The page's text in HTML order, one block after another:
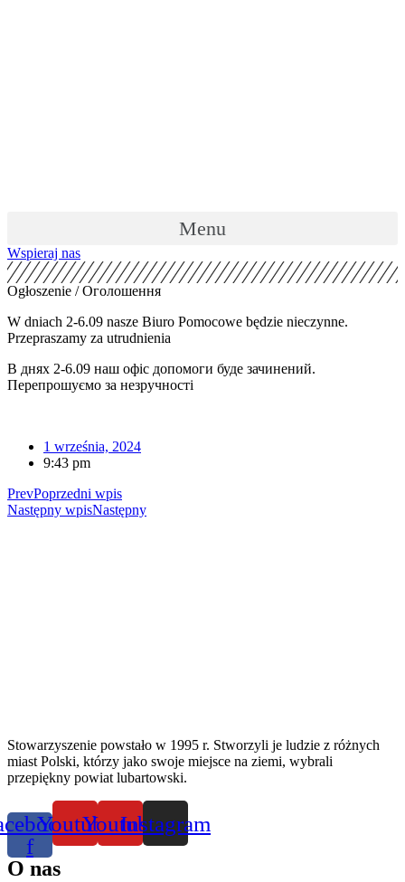
Menu
Wspieraj nas
Ogłoszenie / Оголошення
W dniach 2-6.09 nasze Biuro Pomocowe będzie nieczynne.
Przepraszamy za utrudnienia
В днях 2-6.09 наш офіс допомоги буде зачинений.
Перепрошуємо за незручності
1 września, 2024
9:43 pm
PrevPoprzedni wpis
Następny wpisNastępny
Stowarzyszenie powstało w 1995 r. Stworzyli je ludzie z różnych
miast Polski, którzy jako swoje miejsce na ziemi, wybrali
przepiękny powiat lubartowski.
f
YoutubeYoutubeInstagram
O nas